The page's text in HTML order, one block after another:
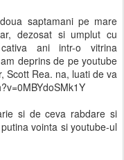
saptamani pe mare
dezosat si umplut cu
ani intr-o vitrina
deprins de pe youtube
Scott Rea. na, luati de va
si de ceva rabdare si
vointa si youtube-ul